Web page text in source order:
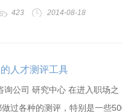
423 2014-08-18
人才测评工具
询公司 研究中心 在进入职场之
过各种的测评，特别是一些